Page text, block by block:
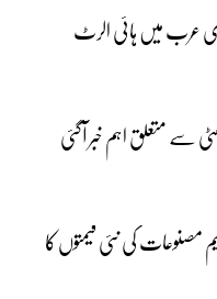
عرب میں ہائی الرٹ
کی نئی قیمتوں کا